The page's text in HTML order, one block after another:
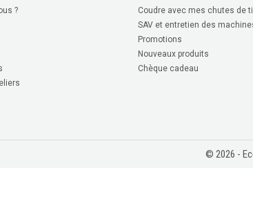
(67 avis)
?
Coudre avec mes chutes de
SAV et entretien des
Promotions
Nouveaux produits
Chèque cadeau
© 2026 -